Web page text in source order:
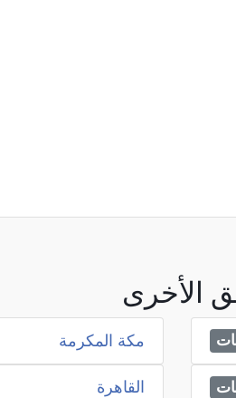
مكة المكرمة
القاهرة